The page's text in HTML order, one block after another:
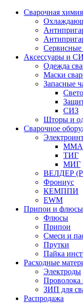
Сварочная химия
Аксессуары и
Одежда
Маски
Запасные
СИЗ
Шторы и
Сварочное
ММА
ТИГ
МИГ
ВЕЛДЕР
Фрониус
КЕМППИ
EWM
Припои и флюсы
Флюсы
Припои
Смеси и
Прутки
Пайка
Расходные
Электроды
Проволока
ЗИП для
Распродажа